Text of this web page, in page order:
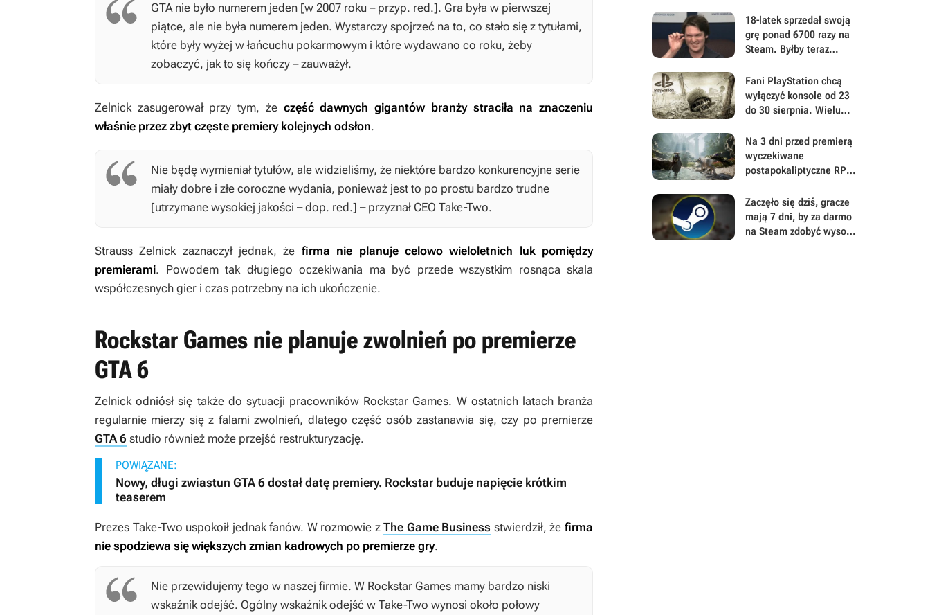
GTAnie było numerem jeden [w 2007 roku – przyp. red.]. Gra była w pierwszej
piątce, ale nie była numerem jeden. Wystarczy spojrzeć na to, co stało się z tytułami,
które były wyżej w łańcuchu pokarmowym i które wydawano co roku, żeby
zobaczyć, jak to się kończy – zauważył.
Zelnick zasugerował przy tym, że część dawnych gigantów branży straciła na znaczeniu
właśnie przez zbyt częste premiery kolejnych odsłon.
Nie będę wymieniał tytułów, ale widzieliśmy, że niektóre bardzo konkurencyjne serie
miały dobre i złe coroczne wydania, ponieważ jest to po prostu bardzo trudne
[utrzymane wysokiej jakości – dop. red.] – przyznał CEO Take-Two.
Strauss Zelnick zaznaczył jednak, że firma nie planuje celowo wieloletnich luk pomiędzy
premierami. Powodem tak długiego oczekiwania ma być przede wszystkim rosnąca skala
współczesnych gier i czas potrzebny na ich ukończenie.
Rockstar Games nie planuje zwolnień po premierze
GTA 6
Zelnick odniósł się także do sytuacji pracowników Rockstar Games. W ostatnich latach branża
regularnie mierzy się z falami zwolnień, dlatego część osób zastanawia się, czy po premierze
GTA 6 studio również może przejść restrukturyzację.
POWIĄZANE:
Nowy, długi zwiastun GTA 6 dostał datę premiery. Rockstar buduje napięcie krótkim
teaserem
Prezes Take-Two uspokoił jednak fanów. W rozmowie zThe Game Business stwierdził, żefirma
nie spodziewa się większych zmian kadrowych po premierze gry.
Nie przewidujemy tego w naszej firmie. W Rockstar Games mamy bardzo niski
wskaźnik odejść. Ogólny wskaźnik odejść w Take-Two wynosi około połowy
usuwa irytujące błędy
psujące zadania
18-latek sprzedał swoją
grę ponad 6700 razy na
Steam. Byłby teraz
kupujących nie dokonało
zwrotu
Fani PlayStation chcą
wyłączyć konsole od 23
do 30 sierpnia. Wielu
powodzenie akcji
Na 3 dni przed premierą
wyczekiwane
postapokaliptyczne RPG
niepokoi w ważnej
kwestii. Można już
pobierać Beast of
Zaczęło się dziś, gracze
mają 7 dni, by za darmo
na Steam zdobyć wysoko